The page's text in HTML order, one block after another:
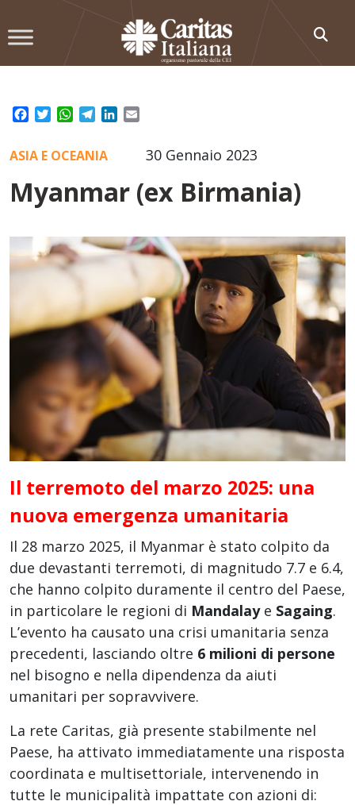
to
Facebook
TwitterWhatsApp
TelegramLinkedIn
30 Gennaio 2023
ASIA E OCEANIA
Myanmar (ex Birmania)
Il terremoto del marzo 2025: una
nuova emergenza umanitaria
Il 28 marzo 2025, il Myanmar è stato colpito da
due devastanti terremoti, di magnitudo 7.7 e 6.4,
che hanno colpito duramente il centro del Paese,
in particolare le regioni di Mandalaye Sagaing.
L’evento ha causato una crisi umanitaria senza
precedenti, lasciando oltre 6 milioni di persone
nel bisogno e nella dipendenza da aiuti
umanitari per sopravvivere.
La rete Caritas, già presente stabilmente nel
Paese, ha attivato immediatamente una risposta
coordinata e multisettoriale, intervenendo in
tutte le municipalità impattate con azioni di: